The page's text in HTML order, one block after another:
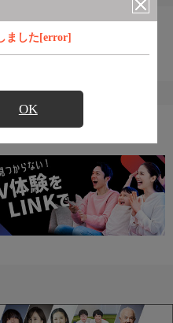
ました[error]
OK